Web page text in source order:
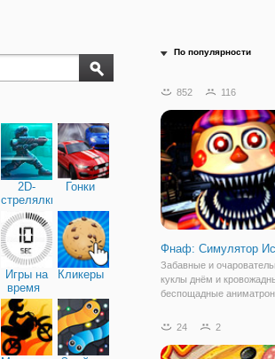
2D-
стрелялки
Гонки
Игры на
время
Кликеры
По популярности
852 116
Фнаф: Симулятор
Забавные и
куклы днём и
беспощадные
печально известная
то это было весёлое и
24 2